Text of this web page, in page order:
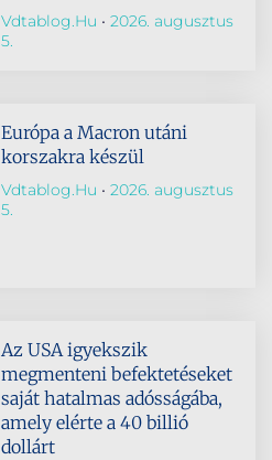
Vdtablog.hu
2026. augusztus
5.
Európa a Macron utáni
korszakra készül
Vdtablog.hu
2026. augusztus
5.
Az USA igyekszik
megmenteni befektetéseket
saját hatalmas adósságába,
amely elérte a 40 billió
dollárt